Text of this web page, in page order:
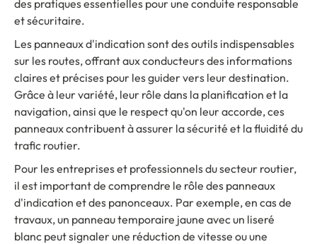
des pratiques essentielles pour une conduite responsable
et sécuritaire.
Les panneaux d'indication sont des outils indispensables
sur les routes, offrant aux conducteurs des informations
claires et précises pour les guider vers leur destination.
Grâce à leur variété, leur rôle dans la planification et la
navigation, ainsi que le respect qu'on leur accorde, ces
panneaux contribuent à assurer la sécurité et la fluidité du
trafic routier.
Pour les entreprises et professionnels du secteur routier,
il est important de comprendre le rôle des panneaux
d'indication et des panonceaux. Par exemple, en cas de
travaux, un panneau temporaire jaune avec un liseré
blanc peut signaler une réduction de vitesse ou une